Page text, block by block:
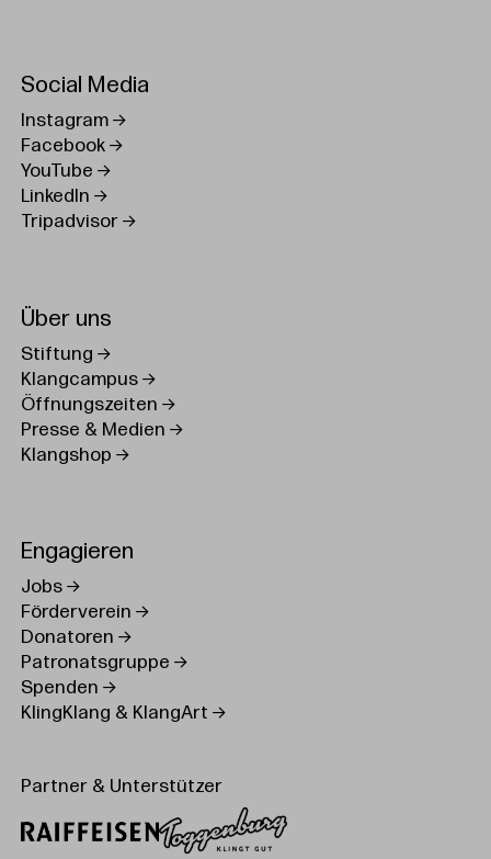
Social Media
Instagram
Facebook
YouTube
LinkedIn
Tripadvisor
Über uns
Stiftung
Klangcampus
Öffnungszeiten
Presse & Medien
Klangshop
Engagieren
Jobs
Förderverein
Donatoren
Patronatsgruppe
Spenden
KlingKlang & KlangArt
Partner & Unterstützer